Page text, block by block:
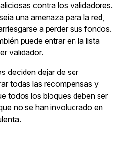
contra los validadores.
una amenaza para la red,
a perder sus fondos.
puede entrar en la lista
validador.
deciden dejar de ser
todas las recompensas y
todos los bloques deben ser
no se han involucrado en